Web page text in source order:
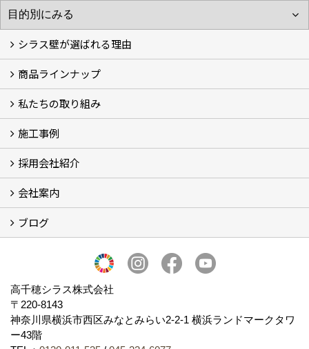
シラス壁が選ばれる理由
シラスストーリー
こだわり
シラス壁の驚くべき性能
商品ラインナップ
一覧
内装仕上げ材
外装仕上げ材
舗装材
水性無機高分子系ハイブリッド型塗料
エコリフォーム
消臭壁紙
Q&A
資料PDF
私たちの取り組み
SDGs、GHGへの取り組み (2)
マグマシラス米
特別対談 (2)
高千穂シラス解説ムービー
研究プロジェクト (4)
プロジェクト (3)
施工事例
施工事例
お客様からのお便り
採用会社紹介
採用会社紹介
「鏝人の会」左官店のご紹介
会社案内
会社概要・沿革
代表の実績
製造紹介
ショールーム
アクセス
採用情報
バナーダウンロード
プライバシーポリシー
Takachiho Shirasu Global Site
LINE公式アカウント
ブログ
高千穂シラス株式会社
〒220-8143
神奈川県横浜市西区みなとみらい2‐2‐1 横浜ランドマークタワ
ー43階